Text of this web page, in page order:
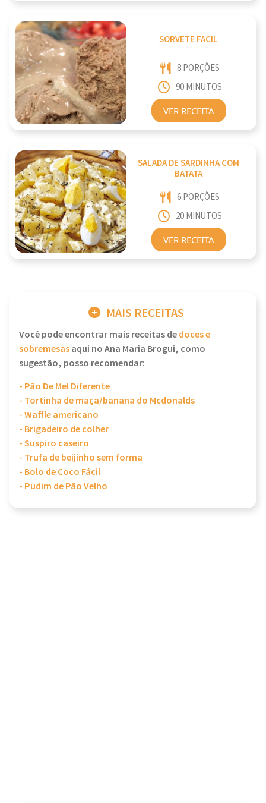
SORVETE FACIL
8 PORÇÕES
90 MINUTOS
VER RECEITA
SALADA DE SARDINHA COM
BATATA
6 PORÇÕES
20 MINUTOS
VER RECEITA
MAIS RECEITAS
Você pode encontrar mais receitas dedoces e
sobremesasaqui no Ana Maria Brogui, como
sugestão, posso recomendar:
- Pão De Mel Diferente
- Tortinha de maça/banana do Mcdonalds
- Waffle americano
- Brigadeiro de colher
- Suspiro caseiro
- Trufa de beijinho sem forma
- Bolo de Coco Fácil
- Pudim de Pão Velho